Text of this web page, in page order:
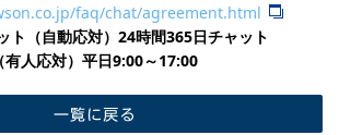
faq/chat/agreement.html
ト（自動応対）24時間365日チャット
​（有人応対）平日9:00～17:00